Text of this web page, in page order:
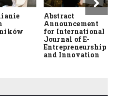
Abstract
Announcement
for International
Journal of E-
Entrepreneurship
and Innovation